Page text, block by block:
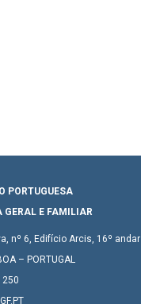
PORTUGUESA
GERAL E FAMILIAR
nº 6, Edifício Arcis, 16º andar
– PORTUGAL
250